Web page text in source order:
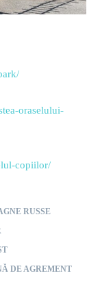
oraselului-
copiilor/
RUSSE
DE AGREMENT